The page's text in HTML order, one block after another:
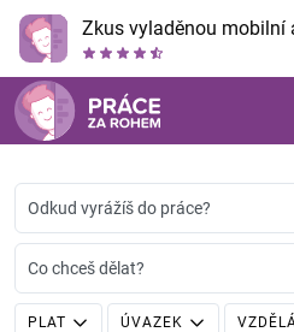
Zkus vyladěnou mobilní
Odkud vyrážíš do práce?
Co chceš dělat?
PLAT ÚVAZEK